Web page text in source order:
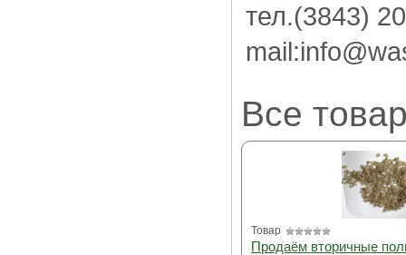
тел.(3843)
Все
Товар
Продаём вторичные